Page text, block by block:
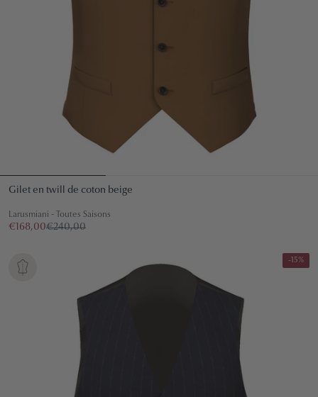
Gilet en twill de coton beige
Larusmiani - Toutes Saisons
€168,00€240,00
-15%